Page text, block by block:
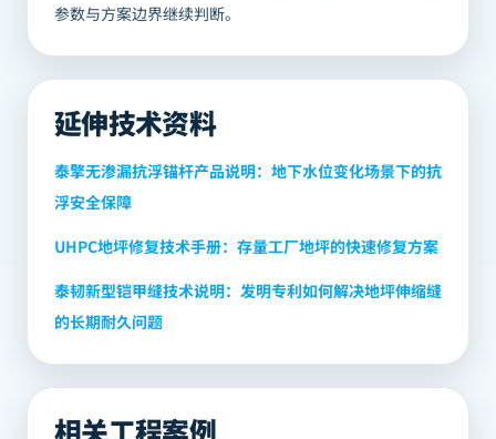
参数与方案边界继续判断。
延伸技术资料
泰擎无渗漏抗浮锚杆产品说明：地下水位变化场景下的抗
浮安全保障
UHPC地坪修复技术手册：存量工厂地坪的快速修复方案
泰韧新型铠甲缝技术说明：发明专利如何解决地坪伸缩缝
的长期耐久问题
相关工程案例